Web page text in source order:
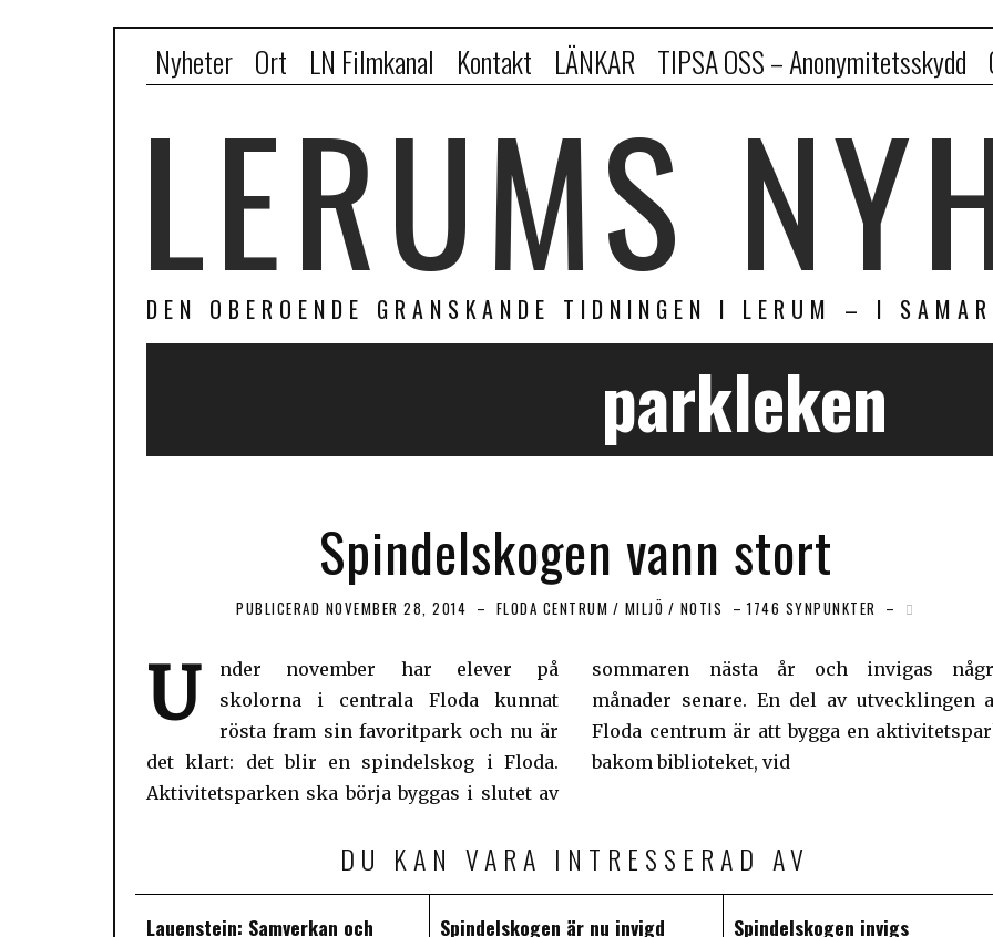
Nyheter Ort LN Filmkanal Kontakt LÄNKAR TIPSA OSS – Anonymitetsskydd
LERUMS
DEN OBEROENDE GRANSKANDE TIDNINGEN I LERUM – I
parkleken
Spindelskogen vann stort
PUBLICERAD NOVEMBER 28, 2014 FLODA CENTRUM / MILJÖ / NOTIS 1746 SYNPUNKTER
U
nder november har elever på
skolorna i centrala Floda kunnat
rösta fram sin favoritpark och nu är
det klart: det blir en spindelskog i Floda.
Aktivitetsparken ska börja byggas i slutet av
sommaren nästa år och invigas några
månader senare. En del av utvecklingen av
Floda centrum är att bygga en aktivitetspark
bakom biblioteket, vid
DU KAN VARA INTRESSERAD AV
Lauenstein: Samverkan och Spindelskogen är nu invigd Spindelskogen invigs